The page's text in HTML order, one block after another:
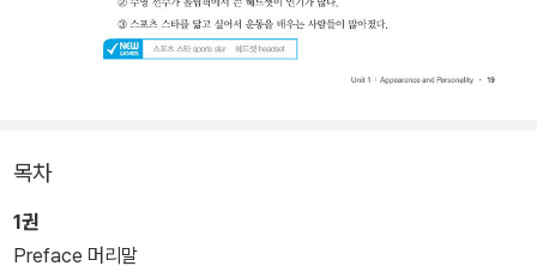
목차
1권
Preface 머리말